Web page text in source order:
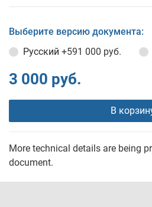
Выберите версию документа:
Русский +591 000 руб.
3 000 руб.
В
More technical details are being
document.